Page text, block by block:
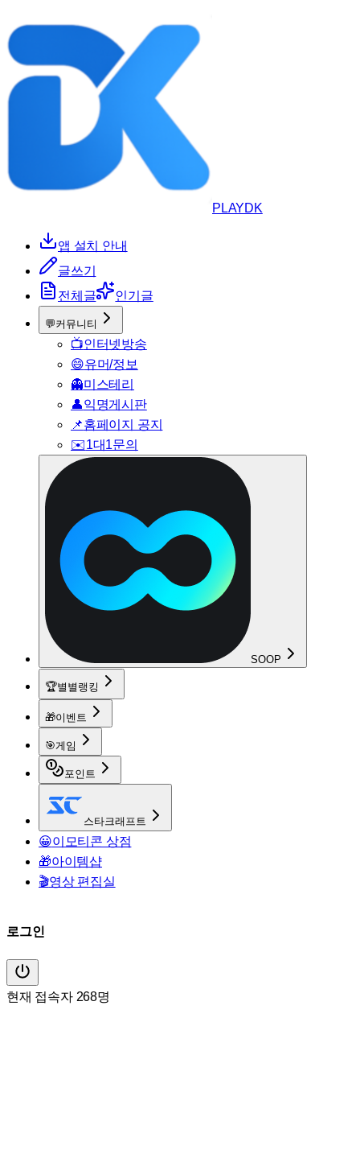
PLAYDK
앱 설치 안내
글쓰기
전체글
인기글
💬커뮤니티
📺인터넷방송
😄유머/정보
👻미스테리
👤익명게시판
📌홈페이지 공지
✉️1대1문의
SOOP
🏆별별랭킹
🎁이벤트
🎯게임
포인트
스타크래프트
😀이모티콘 상점
🎁아이템샵
🎬영상 편집실
로그인
현재 접속자 268명